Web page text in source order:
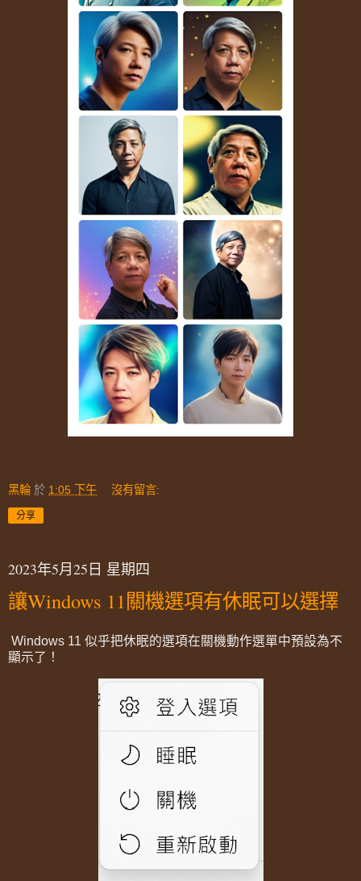
黑輪 於 1:05 下午 沒有留言:
分享
2023年5月25日 星期四
讓Windows 11關機選項有休眠可以選擇
Windows 11 似乎把休眠的選項在關機動作選單中預設為不
顯示了！